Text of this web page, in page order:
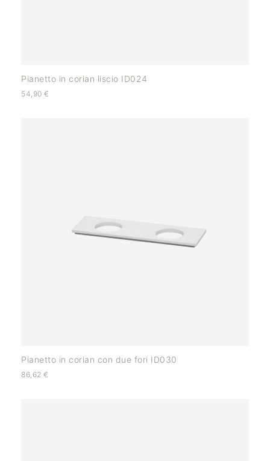
Pianetto in corian liscio ID024
54,90 €
Pianetto in corian con due fori ID030
86,62 €